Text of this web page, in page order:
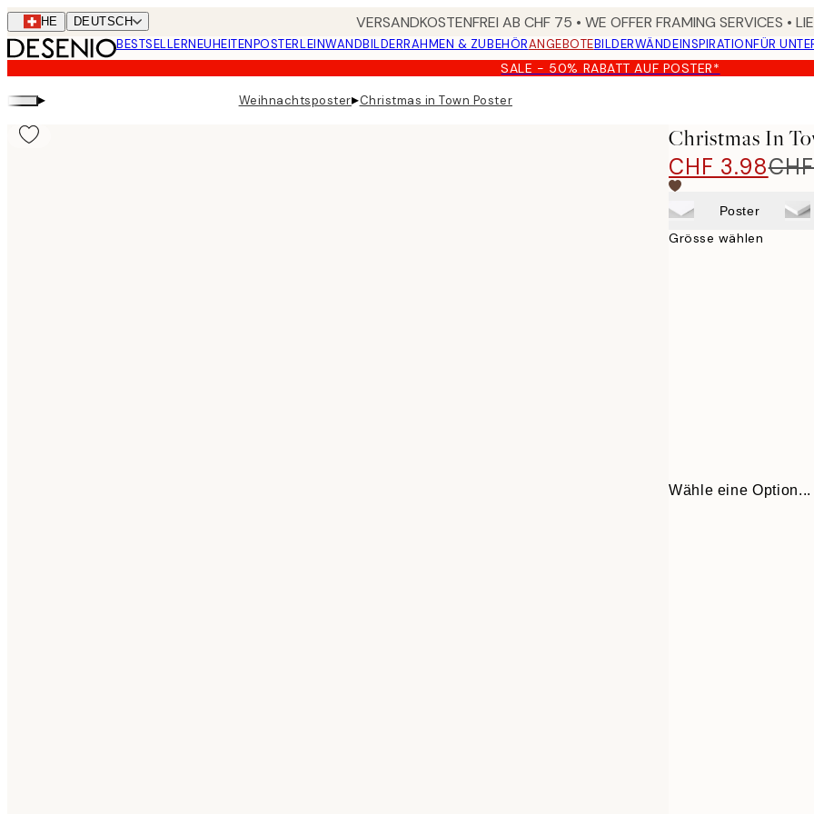
Skip
to
main
content.
CHE DEUTSCH VERSANDKOSTENFREI AB CHF 75 • WE OFFER FRAMING SERVICES •
BESTSELLERNEUHEITENPOSTERLEINWANDBILDERRAHMEN & ZUBEHÖRANGEBOTEBILDERWÄNDEINSPIRATIONFÜR
SALE - 50% RABATT AUF POSTER*
▸ Weihnachtsposter▸Christmas in Town Poster
Christmas In
CHF 3.98
Poster
Grösse wählen
Wähle eine Option...